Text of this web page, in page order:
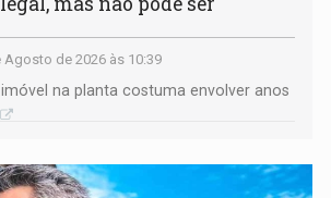
Agosto de 2026 às 10:39
na planta costuma envolver anos